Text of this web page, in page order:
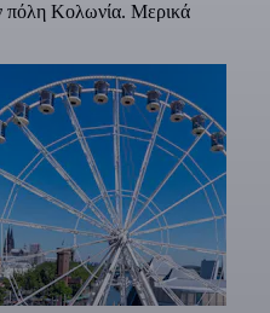
πόλη Κολωνία. Μερικά